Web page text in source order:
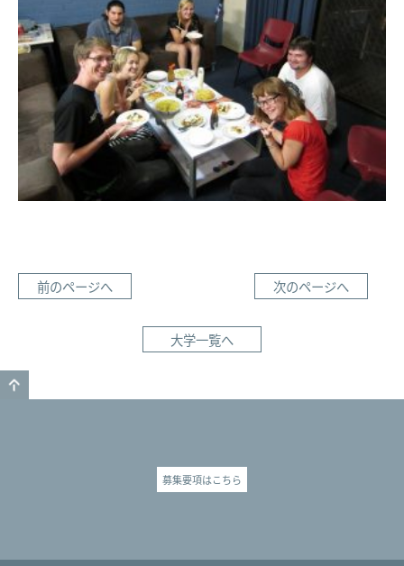
前のページへ 次のページへ
大学一覧へ
募集要項はこちら